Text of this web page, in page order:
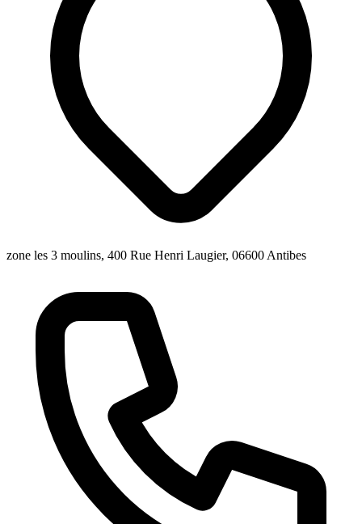
zone les 3 moulins, 400 Rue Henri Laugier, 06600 Antibes